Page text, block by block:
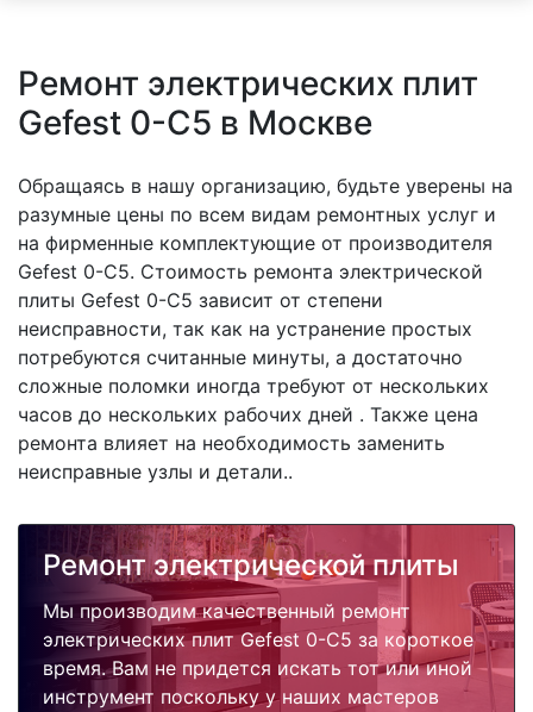
Ремонт электрических плит
Gefest 0-C5 в Москве
Обращаясь в нашу организацию, будьте уверены на
разумные цены по всем видам ремонтных услуг и
на фирменные комплектующие от производителя
Gefest 0-C5. Стоимость ремонта электрической
плиты Gefest 0-C5 зависит от степени
неисправности, так как на устранение простых
потребуются считанные минуты, а достаточно
сложные поломки иногда требуют от нескольких
часов до нескольких рабочих дней . Также цена
ремонта влияет на необходимость заменить
неисправные узлы и детали..
Ремонт электрической плиты
Мы производим качественный ремонт
электрических плит Gefest 0-C5 за короткое
время. Вам не придется искать тот или иной
инструмент поскольку у наших мастеров